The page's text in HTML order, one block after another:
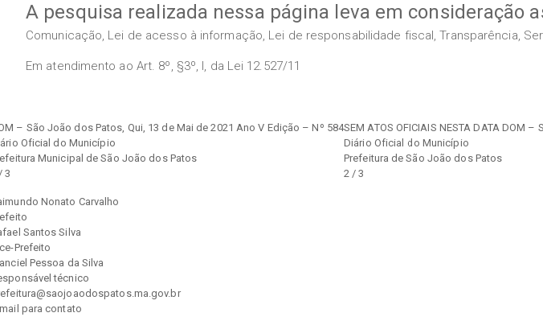
A pesquisa realizada nessa página leva em consideração
Comunicação, Lei de acesso à informação, Lei de responsabilidade fiscal, Transparência,
Em atendimento ao Art. 8º, §3º, I, da Lei 12.527/11
– São João dos Patos, Qui, 13 de Mai de 2021 Ano V Edição – Nº 584
Oficial do Município
Municipal de São João dos Patos
3
SEM ATOS OFICIAIS NESTA DATA DOM
Diário Oficial do Município
Prefeitura de São João dos Patos
2 / 3
Nonato Carvalho
Santos Silva
Prefeito
Pessoa da Silva
técnico
para contato